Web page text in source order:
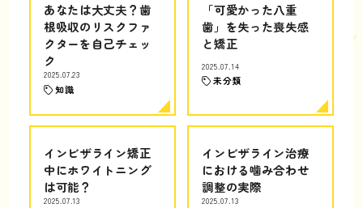
あなたは大丈夫？歯
根吸収のリスクファ
クターを自己チェッ
ク
2025.07.23
知識
「可愛かった八重
歯」を失った喪失感
と矯正
2025.07.14
未分類
インビザライン矯正
中にホワイトニング
は可能？
2025.07.13
インビザライン治療
における噛み合わせ
調整の実際
2025.07.13